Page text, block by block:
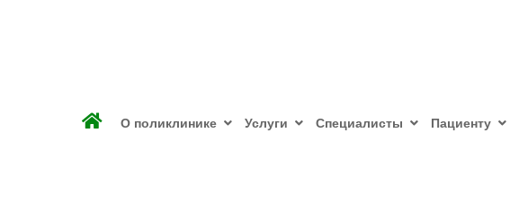
О поликлинике Услуги Специалисты Пациенту